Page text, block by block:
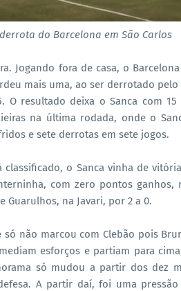
do Barcelona em São Carlos
Jogando fora de casa, o
mais uma, ao ser derrotado pelo
O resultado deixa o Sanca com
na última rodada, onde o
e sete derrotas em sete jogos.
o Sanca vinha de
com zero pontos
na Javari, por 2 a 0.
só não marcou com Clebão pois
esforços e partiam para
só mudou a partir dos dez
A partir daí, foi uma pressão